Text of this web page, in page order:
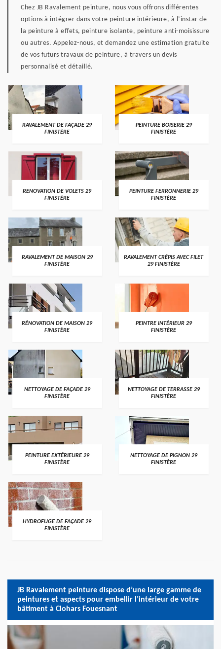
Chez JB Ravalement peinture, nous vous offrons différentes
options à intégrer dans votre peinture intérieure, à l’instar de
la peinture à effets, peinture isolante, peinture anti-moisissure
ou autres. Appelez-nous, et demandez une estimation gratuite
de vos futurs travaux de peinture, à travers un devis
personnalisé et détaillé.
RAVALEMENT DE FAÇADE 29
FINISTÈRE
PEINTURE BOISERIE 29
FINISTÈRE
RENOVATION DE VOLETS 29
FINISTÈRE
PEINTURE FERRONNERIE 29
FINISTÈRE
RAVALEMENT DE MAISON 29
FINISTÈRE
RAVALEMENT CRÉPIS AVEC FILET
29 FINISTÈRE
RÉNOVATION DE MAISON 29
FINISTÈRE
PEINTRE INTÉRIEUR 29
FINISTÈRE
NETTOYAGE DE FAÇADE 29
FINISTÈRE
NETTOYAGE DE TERRASSE 29
FINISTÈRE
PEINTURE EXTÉRIEURE 29
FINISTÈRE
NETTOYAGE DE PIGNON 29
FINISTÈRE
HYDROFUGE DE FAÇADE 29
FINISTÈRE
JB Ravalement peinture dispose d’une large gamme de
peintures et aspects pour embellir l’intérieur de votre
bâtiment à Clohars Fouesnant